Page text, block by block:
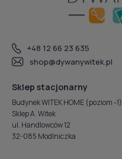
+48 12 66 23 635
shop@dywanywitek.pl
Sklep stacjonarny
Budynek WITEK HOME (poziom -1)
Sklep A. Witek
ul. Handlowców 12
32-085 Modlniczka